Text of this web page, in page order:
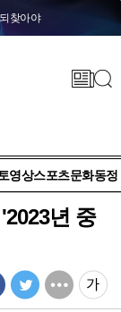
찾아야
영상스포츠문화동정
년 중